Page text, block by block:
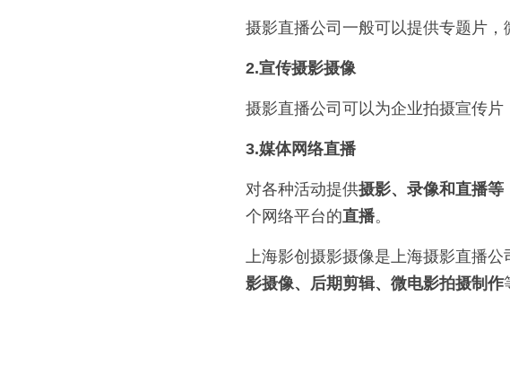
摄影直播公司一般可以提供专题片，
2.宣传摄影摄像
摄影直播公司可以为企业拍摄宣传片
3.媒体网络直播
对各种活动提供摄影、录像和直播等
个网络平台的直播。
上海影创摄影摄像是上海摄影直播
影摄像、后期剪辑、微电影拍摄制作